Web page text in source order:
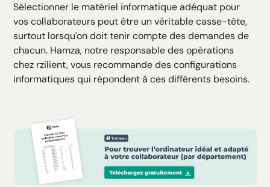
H3 Texte
H4 Texte
H5 Texte
H6 Texte
Sélectionner le matériel informatique adéquat pour
vos collaborateurs peut être un véritable casse-tête,
surtout lorsqu'on doit tenir compte des demandes de
chacun. Hamza, notre responsable des opérations
chez rzilient, vous recommande des configurations
informatiques qui répondent à ces différents besoins.